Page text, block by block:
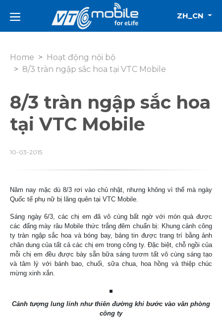
ZH_CN
Home
Hoạt động nội bộ
8/3 tràn ngập sắc hoa tại VTC Mobile
8/3 tràn ngập sắc hoa
tại VTC Mobile
10-03-2015
Năm nay mặc dù 8/3 rơi vào chủ nhật, nhưng không vì thế mà ngày
Quốc tế phụ nữ bị lãng quên tại VTC Mobile.
Sáng ngày 6/3, các chị em đã vô cùng bất ngờ với món quà được
các đấng mày râu Mobile thức trắng đêm chuẩn bị: Khung cảnh công
ty tràn ngập sắc hoa và bóng bay, bảng tin được trang trí bằng ảnh
chân dung của tất cả các chị em trong công ty. Đặc biệt, chỗ ngồi của
mỗi chị em đều được bày sẵn bữa sáng tươm tất vô cùng sáng tạo
và tâm lý với bánh bao, chuối, sữa chua, hoa hồng và thiệp chúc
mừng xinh xắn.
Cảnh tượng lung linh như thiên đường khi bước vào văn phòng
công ty